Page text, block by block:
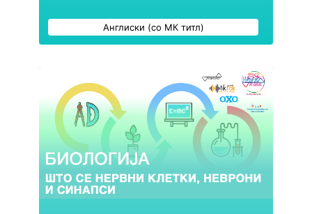
Англиски (со МК титл)